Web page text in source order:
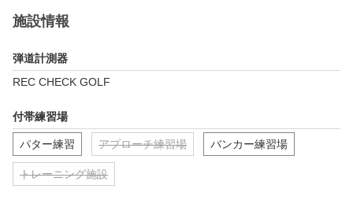
施設情報
弾道計測器
REC CHECK GOLF
付帯練習場
パター練習 アプローチ練習場 バンカー練習場
トレーニング施設